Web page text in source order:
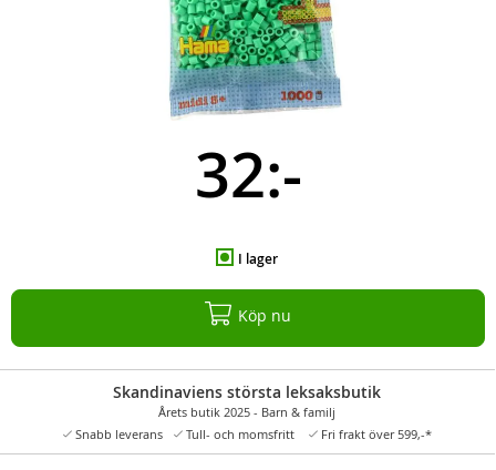
32:-
I lager
Köp nu
Skandinaviens största leksaksbutik
Årets butik 2025 - Barn & familj
Snabb leverans
Tull- och momsfritt Fri frakt över 599,-*